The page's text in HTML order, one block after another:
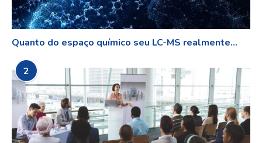
Quanto do espaço químico seu LC-MS realmente...
2